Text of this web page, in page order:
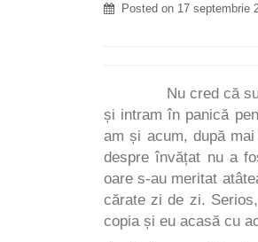
Posted on 17 septembrie
Nu cred că sunt
și intram în panică
am și acum, după
despre învățat nu a
oare s-au meritat
cărate zi de zi.
copia și eu acasă cu